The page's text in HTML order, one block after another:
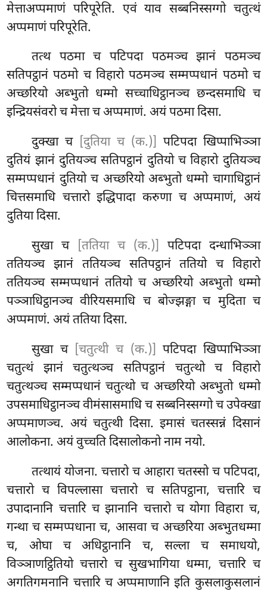
मेत्ताअप्पमाणं परिपूरेति. एवं याव सब्बनिस्सग्गो चतुत्थं
अप्पमाणं परिपूरेति.
तत्थ पठमा च पटिपदा पठमञ्च झानं पठमञ्च
सतिपट्ठानं पठमो च विहारो पठमञ्च सम्मप्पधानं पठमो च
अच्छरियो अब्भुतो धम्मो सच्चाधिट्ठानञ्च छन्दसमाधि च
इन्द्रियसंवरो च मेत्ता च अप्पमाणं. अयं पठमा दिसा.
दुक्खा च [दुतिया च (क.)] पटिपदा खिप्पाभिञ्ञा
दुतियं झानं दुतियञ्च सतिपट्ठानं दुतियो च विहारो दुतियञ्च
सम्मप्पधानं दुतियो च अच्छरियो अब्भुतो धम्मो चागाधिट्ठानं
चित्तसमाधि चत्तारो इद्धिपादा करुणा च अप्पमाणं, अयं
दुतिया दिसा.
सुखा च
[ततिया च (क.)]
पटिपदा दन्धाभिञ्ञा
ततियञ्च झानं ततियञ्च सतिपट्ठानं ततियो च विहारो
ततियञ्च सम्मप्पधानं ततियो च अच्छरियो अब्भुतो धम्मो
पञ्ञाधिट्ठानञ्च वीरियसमाधि च बोज्झङ्गा च मुदिता च
अप्पमाणं. अयं ततिया दिसा.
सुखा च [चतुत्थी च (क.)] पटिपदा खिप्पाभिञ्ञा
चतुत्थं झानं चतुत्थञ्च सतिपट्ठानं चतुत्थो च विहारो
चतुत्थञ्च सम्मप्पधानं चतुत्थो च अच्छरियो अब्भुतो धम्मो
उपसमाधिट्ठानञ्च वीमंसासमाधि च सब्बनिस्सग्गो च उपेक्खा
अप्पमाणञ्च. अयं चतुत्थी दिसा. इमासं चतस्सन्नं दिसानं
आलोकना. अयं वुच्चति दिसालोकनो नाम नयो.
तत्थायं योजना. चत्तारो च आहारा चतस्सो च पटिपदा,
चत्तारो च विपल्लासा चत्तारो च सतिपट्ठाना, चत्तारि च
उपादानानि चत्तारि च झानानि चत्तारो च योगा विहारा च,
गन्था च सम्मप्पधाना च, आसवा च अच्छरिया अब्भुतधम्मा
च, ओघा च अधिट्ठानानि च, सल्ला च समाधयो,
विञ्ञाणट्ठितियोचत्तारो च सुखभागिया धम्मा, चत्तारि च
अगतिगमनानि चत्तारि च अप्पमाणानि इति कुसलाकुसलानं